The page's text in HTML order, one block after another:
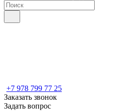
+7 978 799 77 25
Заказать звонок
Задать вопрос